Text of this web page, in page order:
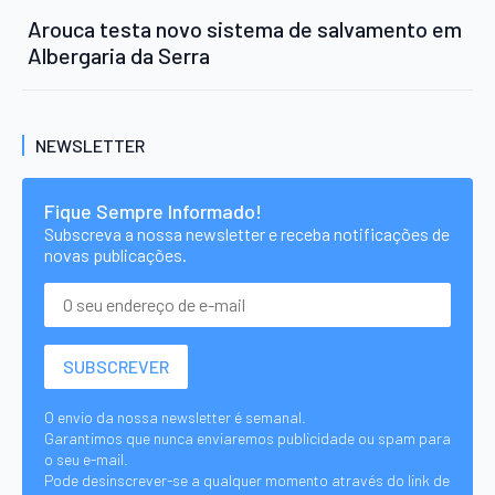
Arouca testa novo sistema de salvamento em
Albergaria da Serra
NEWSLETTER
Fique Sempre Informado!
Subscreva a nossa newsletter e receba notificações de
novas publicações.
O envio da nossa newsletter é semanal.
Garantimos que nunca enviaremos publicidade ou spam para
o seu e-mail.
Pode desinscrever-se a qualquer momento através do link de